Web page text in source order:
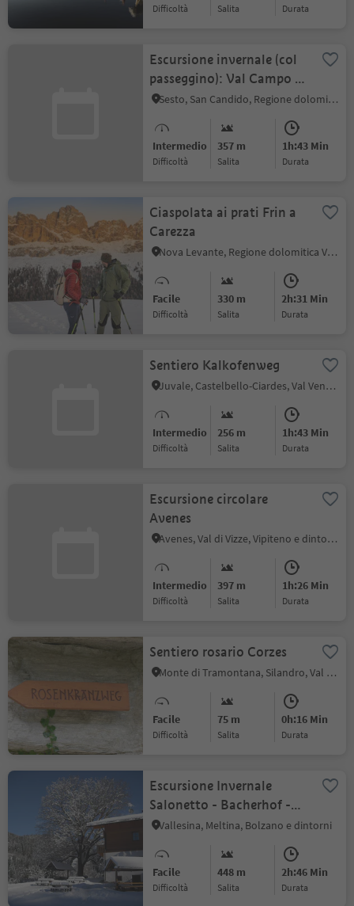
Difficoltà Salita durata
Escursione invernale (col
passeggino): Val Campo di
Dentro
Sesto, San Candido, Regione dolomitica 3 Cime
Intermedio
Difficoltà
357 m
Salita
1h:43 Min
durata
Ciaspolata ai prati Frin a
Carezza
Nova Levante, Regione dolomitica Val d'Ega
Facile
Difficoltà
330 m
Salita
2h:31 Min
durata
Sentiero Kalkofenweg
Juvale, Castelbello-Ciardes, Val Venosta
Intermedio
Difficoltà
256 m
Salita
1h:43 Min
durata
Escursione circolare
Avenes
Avenes, Val di Vizze, Vipiteno e dintorni
Intermedio
Difficoltà
397 m
Salita
1h:26 Min
durata
Sentiero rosario Corzes
Monte di Tramontana, Silandro, Val Venosta
Facile
Difficoltà
75 m
Salita
0h:16 Min
durata
Escursione Invernale
Salonetto - Bacherhof -
St. Ulrich
Vallesina, Meltina, Bolzano e dintorni
Facile
Difficoltà
448 m
Salita
2h:46 Min
durata